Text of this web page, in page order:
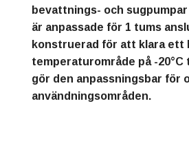
bevattnings- och
är anpassade för 1 tums
konstruerad för att klara ett
temperaturområde på -20°C
gör den anpassningsbar för
användningsområden.